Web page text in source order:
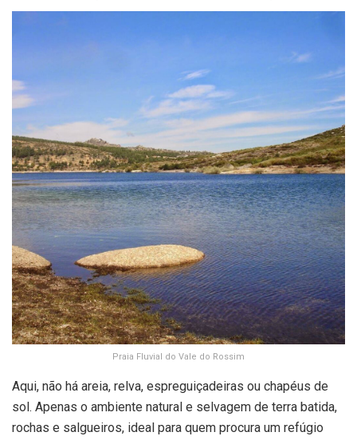
Praia Fluvial do Vale do Rossim
Aqui, não há areia, relva, espreguiçadeiras ou chapéus de
sol. Apenas o ambiente natural e selvagem de terra batida,
rochas e salgueiros, ideal para quem procura um refúgio